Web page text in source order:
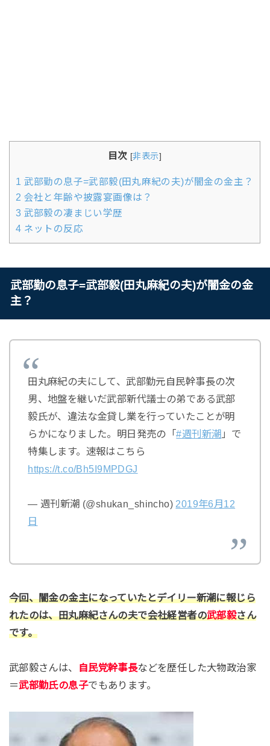
目次 [非表示]
1 武部勤の息子=武部毅(田丸麻紀の夫)が闇金の金主？
2 会社と年齢や披露宴画像は？
3 武部毅の凄まじい学歴
4 ネットの反応
武部勤の息子=武部毅(田丸麻紀の夫)が闇金の金
主？
田丸麻紀の夫にして、武部勤元自民幹事長の次
男、地盤を継いだ武部新代議士の弟である武部
毅氏が、違法な金貸し業を行っていたことが明
らかになりました。明日発売の「#週刊新潮 」で
特集します。速報はこちら
https://t.co/Bh5I9MPDGJ
— 週刊新潮 (@shukan_shincho) 2019年6月12
日
今回、闇金の金主になっていたとデイリー新潮に報じら
れたのは、田丸麻紀さんの夫で会社経営者の武部毅さん
です。
武部毅さんは、 自民党幹事長などを歴任した大物政治家
＝武部勤氏の息子でもあります。